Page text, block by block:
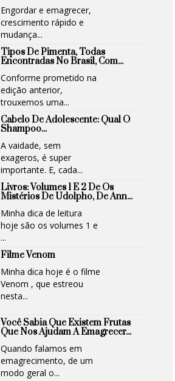
Engordar e emagrecer,
crescimento rápido e
mudança...
Tipos De Pimenta, Todas
Encontradas No Brasil, Com...
Conforme prometido na
edição anterior,
trouxemos uma...
Cabelo De Adolescente: Qual O
Shampoo...
A vaidade, sem
exageros, é super
importante. E, cada...
Livros: Volumes 1 E 2 De Os
Mistérios De Udolpho, De Ann...
Minha dica de leitura
hoje são os volumes 1 e
...
Filme Venom
Minha dica hoje é o filme
Venom , que estreou
nesta...
Você Sabia Que Existem Frutas
Que Nos Ajudam A Emagrecer...
Quando falamos em
emagrecimento, de um
modo geral o...